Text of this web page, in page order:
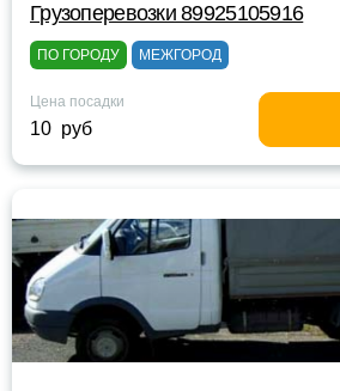
Грузоперевозки 89925105916
ПО ГОРОДУ МЕЖГОРОД
Цена посадки
10 руб